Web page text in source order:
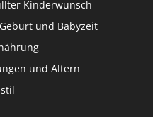
Kinderwunsch
und Babyzeit
und Altern